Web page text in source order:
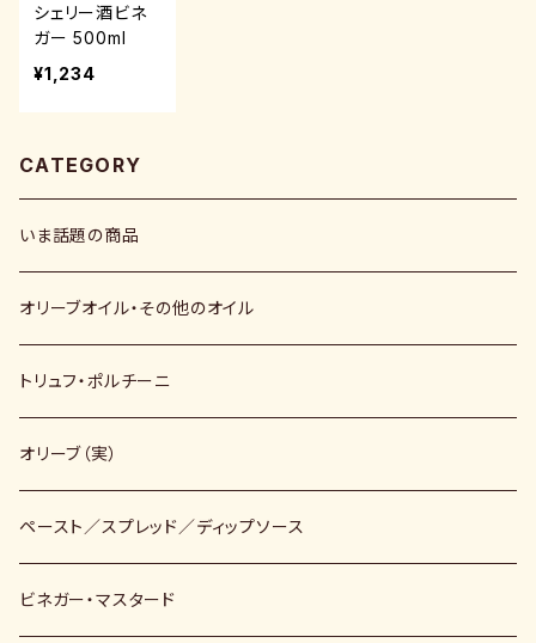
シェリー酒ビネ
ガー 500ml
¥1,234
CATEGORY
いま話題の商品
オリーブオイル・その他のオイル
トリュフ・ポルチーニ
オリーブ（実）
ペースト／スプレッド／ディップソース
ビネガー・マスタード